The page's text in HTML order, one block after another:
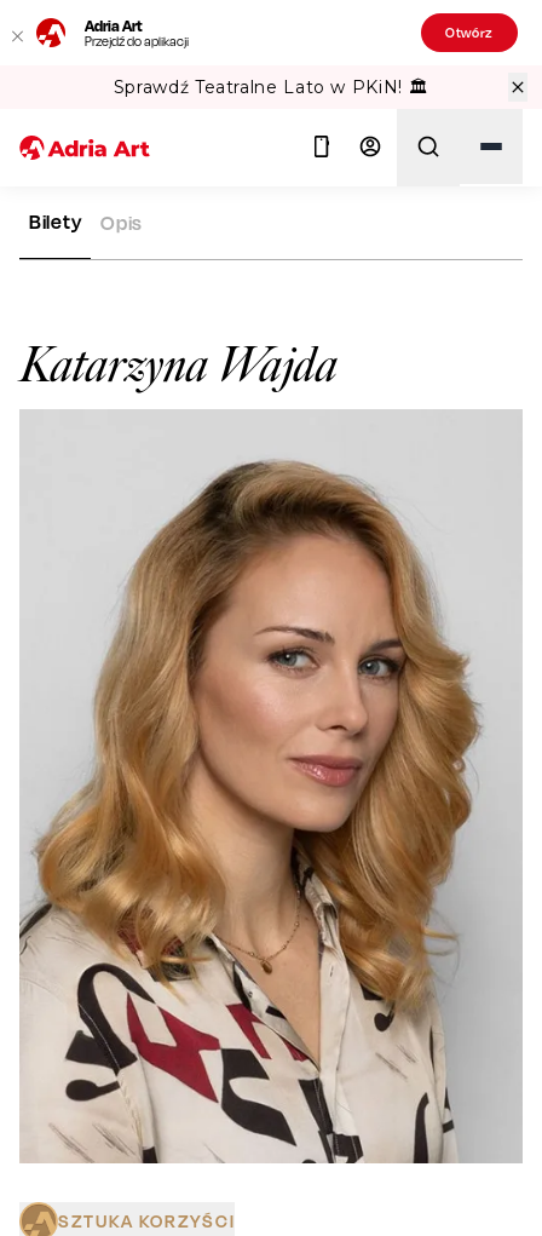
Adria Art
Przejdź do aplikacji Otwórz
Sprawdź Teatralne Lato w PKiN! 🏛️
ADRIA ART
Katarzyna Wajda
Bilety Opis
SZTUKA KORZYŚCI